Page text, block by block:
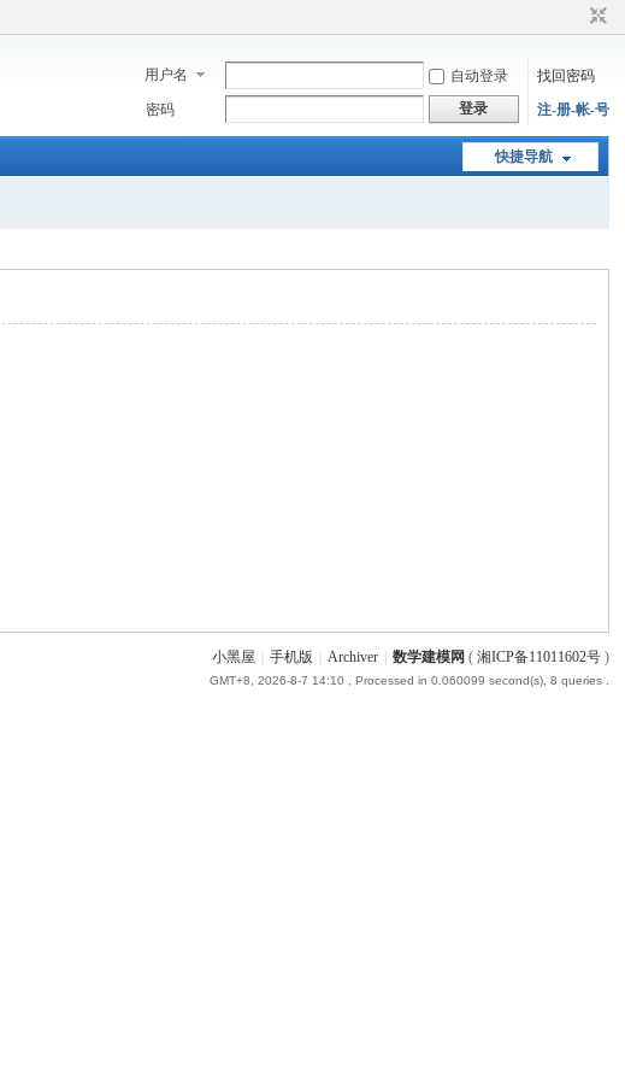
用户名 自动登录
找回密码
密码
登录 注-册-帐-号
快捷导航
小黑屋 手机版 Archiver 数学建模网 ( 湘ICP备11011602号)
GMT+8, 2026-8-7 14:10 , Processed in 0.060099 second(s), 8 queries .